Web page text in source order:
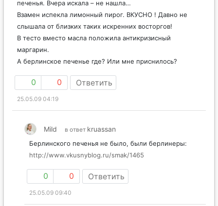
печенья. Вчера искала – не нашла…
Взамен испекла лимонный пирог. ВКУСНО ! Давно не
слышала от близких таких искренних восторгов!
В тесто вместо масла положила антикризисный
маргарин.
А берлинское печенье где? Или мне приснилось?
0 0 Ответить
25.05.09 04:19
Mild в ответ kruassan
Берлинского печенья не было, были берлинеры:
http://www.vkusnyblog.ru/smak/1465
0 0 Ответить
25.05.09 09:40